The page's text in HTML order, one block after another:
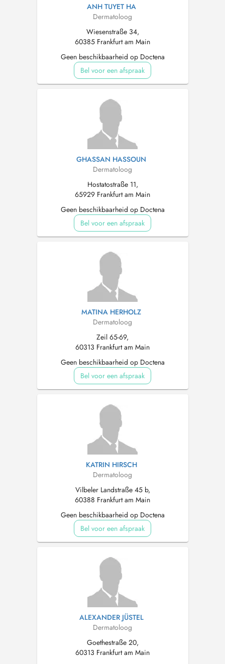
ANH TUYET HA
Dermatoloog
Wiesenstraße 34,
60385 Frankfurt am Main
Geen beschikbaarheid op Doctena
Bel voor een afspraak
GHASSAN HASSOUN
Dermatoloog
Hostatostraße 11,
65929 Frankfurt am Main
Geen beschikbaarheid op Doctena
Bel voor een afspraak
MATINA HERHOLZ
Dermatoloog
Zeil 65-69,
60313 Frankfurt am Main
Geen beschikbaarheid op Doctena
Bel voor een afspraak
KATRIN HIRSCH
Dermatoloog
Vilbeler Landstraße 45 b,
60388 Frankfurt am Main
Geen beschikbaarheid op Doctena
Bel voor een afspraak
ALEXANDER JÜSTEL
Dermatoloog
Goethestraße 20,
60313 Frankfurt am Main